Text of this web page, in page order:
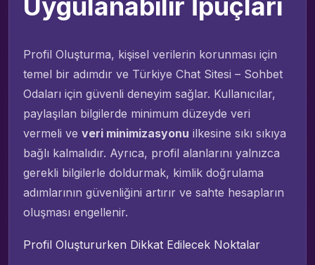
Profil Oluşturma, kişisel verilerin korunması için
temel bir adımdır ve Türkiye Chat Sitesi – Sohbet
Odaları için güvenli deneyim sağlar. Kullanıcılar,
paylaşılan bilgilerde minimum düzeyde veri
vermeli ve veri minimizasyonu ilkesine sıkı sıkıya
bağlı kalmalıdır. Ayrıca, profil alanlarını yalnızca
gerekli bilgilerle doldurmak, kimlik doğrulama
adımlarının güvenliğini artırır ve sahte hesapların
oluşması engellenir.
Profil Oluştururken Dikkat Edilecek Noktalar